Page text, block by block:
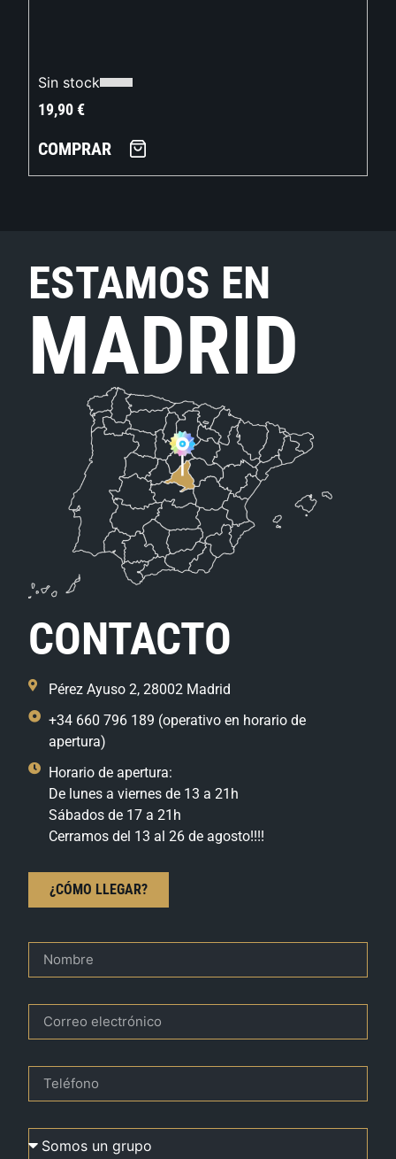
Sin stock
19,90€
COMPRAR
ESTAMOS EN
MADRID
CONTACTO
Pérez Ayuso 2, 28002 Madrid
+34 660 796 189 (operativo en horario de
apertura)
Horario de apertura:
De lunes a viernes de 13 a 21h
Sábados de 17 a 21h
Cerramos del 13 al 26 de agosto!!!!
¿CÓMO LLEGAR?